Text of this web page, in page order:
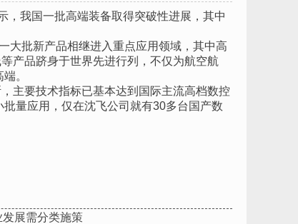
，我国一批高端装备取得突破性进展，其中
批新产品相继进入重点应用领域，其中高
产品跻身于世界先进行列，不仅为航空航
。
主要技术指标已基本达到国际主流高档数控
量应用，仅在沈飞公司就有30多台国产数
展需分类施策